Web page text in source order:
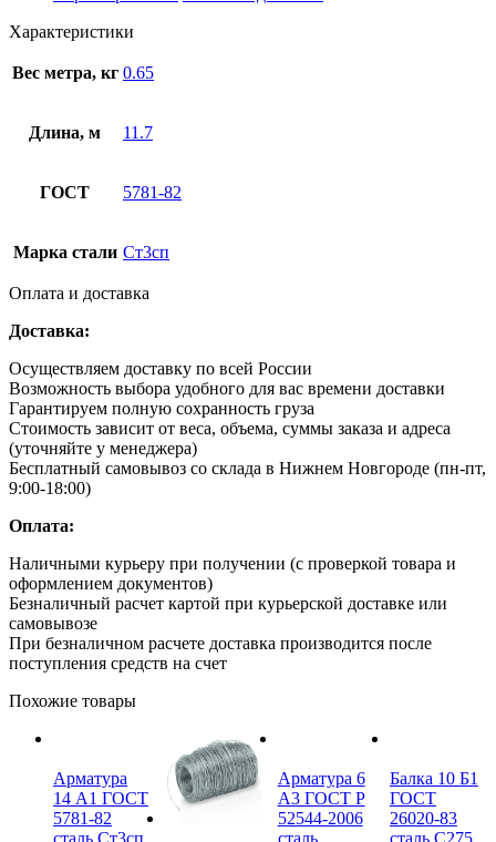
Характеристики
Вес метра, кг 0.65
Длина, м 11.7
ГОСТ 5781-82
Марка стали Ст3сп
Оплата и доставка
Доставка:
Осуществляем доставку по всей России
Возможность выбора удобного для вас времени доставки
Гарантируем полную сохранность груза
Стоимость зависит от веса, объема, суммы заказа и адреса
(уточняйте у менеджера)
Бесплатный самовывоз со склада в Нижнем Новгороде (пн-пт,
9:00-18:00)
Оплата:
Наличными курьеру при получении (с проверкой товара и
оформлением документов)
Безналичный расчет картой при курьерской доставке или
самовывозе
При безналичном расчете доставка производится после
поступления средств на счет
Похожие товары
Арматура
14 А1 ГОСТ
5781-82
сталь Ст3сп
Арматура 6
А3 ГОСТ Р
52544-2006
сталь
Балка 10 Б1
ГОСТ
26020-83
сталь С275